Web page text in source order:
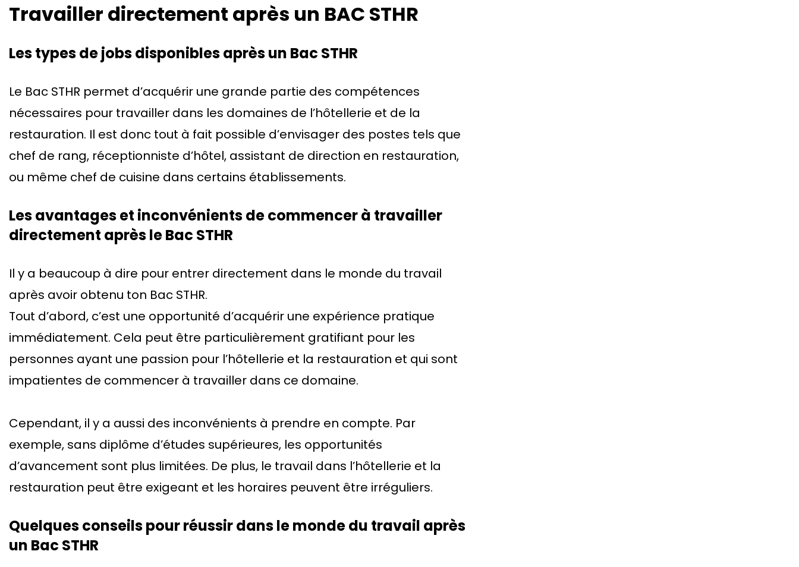
Travailler directement après un BAC STHR
Les types de jobs disponibles après un Bac STHR
Le Bac STHR permet d’acquérir une grande partie des compétences
nécessaires pour travailler dans les domaines de l’hôtellerie et de la
restauration. Il est donc tout à fait possible d’envisager des postes tels que
chef de rang, réceptionniste d’hôtel, assistant de direction en restauration,
ou même chef de cuisine dans certains établissements.
Les avantages et inconvénients de commencer à travailler
directement après le Bac STHR
Il y a beaucoup à dire pour entrer directement dans le monde du travail
après avoir obtenu ton Bac STHR.
Tout d’abord, c’est une opportunité d’acquérir une expérience pratique
immédiatement. Cela peut être particulièrement gratifiant pour les
personnes ayant une passion pour l’hôtellerie et la restauration et qui sont
impatientes de commencer à travailler dans ce domaine.
Cependant, il y a aussi des inconvénients à prendre en compte. Par
exemple, sans diplôme d’études supérieures, les opportunités
d’avancement sont plus limitées. De plus, le travail dans l’hôtellerie et la
restauration peut être exigeant et les horaires peuvent être irréguliers.
Quelques conseils pour réussir dans le monde du travail après
un Bac STHR